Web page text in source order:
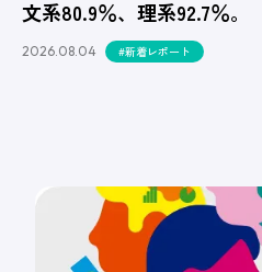
文系80.9％、理系92.7％。
2026.08.04 #新着レポート